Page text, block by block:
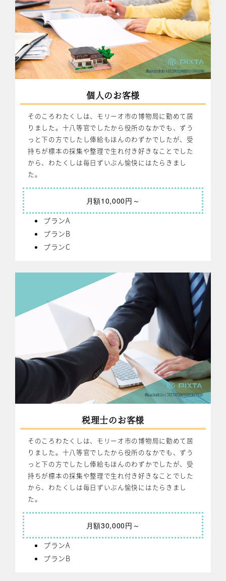
個人のお客様
そのころわたくしは、モリーオ市の博物局に勤めて居
りました。十八等官でしたから役所のなかでも、ずう
っと下の方でしたし俸給もほんのわずかでしたが、受
持ちが標本の採集や整理で生れ付き好きなことでした
から、わたくしは毎日ずいぶん愉快にはたらきまし
た。
月額10,000円～
プランA
プランB
プランC
税理士のお客様
そのころわたくしは、モリーオ市の博物局に勤めて居
りました。十八等官でしたから役所のなかでも、ずう
っと下の方でしたし俸給もほんのわずかでしたが、受
持ちが標本の採集や整理で生れ付き好きなことでした
から、わたくしは毎日ずいぶん愉快にはたらきまし
た。
月額30,000円～
プランA
プランB